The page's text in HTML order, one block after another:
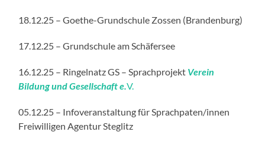
18.12.25 – Goethe-Grundschule Zossen (Brandenburg)
17.12.25 – Grundschule am Schäfersee
16.12.25 – Ringelnatz GS – Sprachprojekt Verein
Bildung und Gesellschaft e.V.
05.12.25 – Infoveranstaltung für Sprachpaten/innen
Freiwilligen Agentur Steglitz